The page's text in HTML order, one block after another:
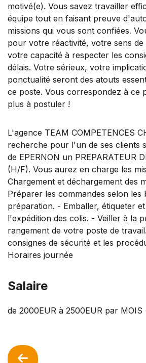
motivé(e). Vous savez travailler
équipe tout en faisant preuve
missions qui vous sont confiées.
pour votre réactivité, votre sens
votre capacité à respecter les
délais. Votre sérieux, votre
ponctualité seront des atouts
ce poste. Vous correspondez à ce
plus à postuler !
L'agence TEAM COMPETENCES
recherche pour l'un de ses clients
de EPERNON un PREPARATEUR
(H/F). Vous aurez en charge les
Chargement et déchargement des
Préparer les commandes selon les
préparation. - Emballer, étiqueter
l'expédition des colis. - Veiller à la
rangement de votre poste de
consignes de sécurité et les
Horaires journée
Salaire
de 2000EUR à 2500EUR par